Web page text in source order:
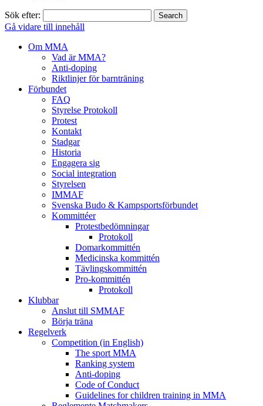
Sök efter:
Gå vidare till innehåll
Om MMA
Vad är MMA?
Anti-doping
Riktlinjer för barnträning
Förbundet
FAQ
Styrelse Protokoll
Protest
Kontakt
Stadgar
Historia
Engagera sig
Social integration
Styrelsen
IMMAF
Svenska Budo & Kampsportsförbundet
Kommittéer
Protestbedömningar
Protokoll
Domarkommittén
Medicinska kommittén
Tävlingskommittén
Pro-kommittén
Protokoll
Klubbar
Anslut till SMMAF
Börja träna
Regelverk
Competition (in English)
The sport MMA
Ranking system
Anti-doping
Code of Conduct
Guidelines for children training in MMA